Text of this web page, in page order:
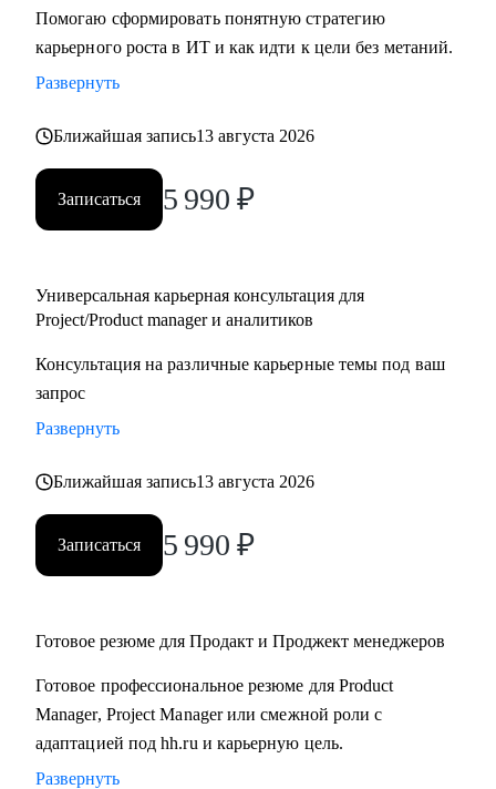
Помогаю сформировать понятную стратегию
карьерного роста в ИТ и как идти к цели без метаний.
Развернуть
Ближайшая запись13 августа 2026
Записаться 5 990 ₽
Универсальная карьерная консультация для
Project/Product manager и аналитиков
Консультация на различные карьерные темы под ваш
запрос
Развернуть
Ближайшая запись13 августа 2026
Записаться 5 990 ₽
Готовое резюме для Продакт и Проджект менеджеров
Готовое профессиональное резюме для Product
Manager, Project Manager или смежной роли с
адаптацией под hh.ru и карьерную цель.
Развернуть